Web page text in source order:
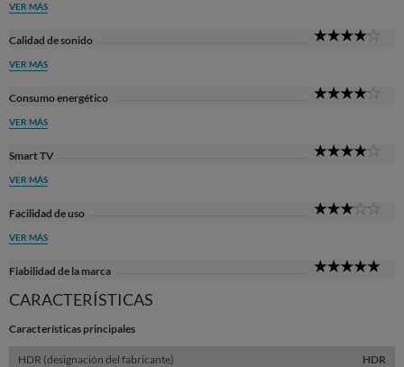
VER MÁS
Calidad de sonido
VER MÁS
Consumo energético
VER MÁS
Smart TV
VER MÁS
Facilidad de uso
VER MÁS
Fiabilidad de la marca
CARACTERÍSTICAS
Características principales
HDR (designación del fabricante) HDR